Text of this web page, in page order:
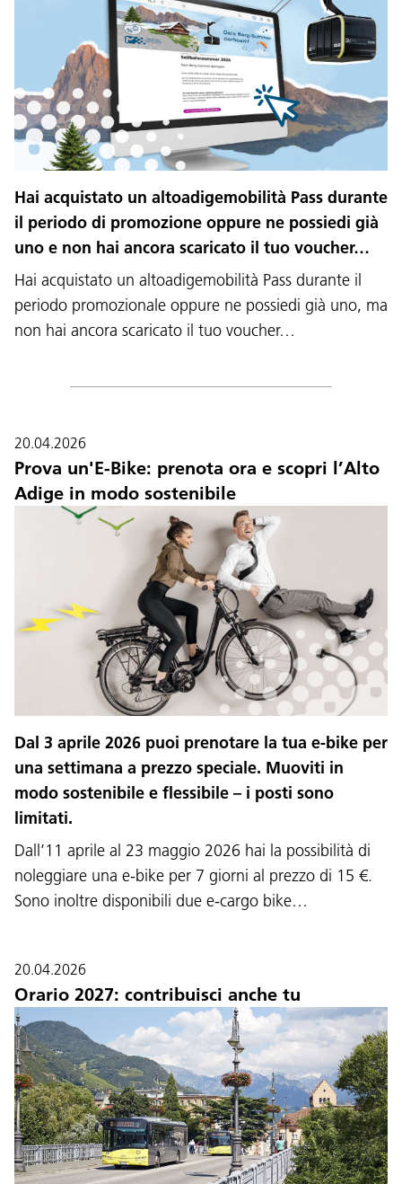
Hai acquistato un altoadigemobilità Pass durante
il periodo di promozione oppure ne possiedi già
uno e non hai ancora scaricato il tuo voucher…
Hai acquistato un altoadigemobilità Pass durante il
periodo promozionale oppure ne possiedi già uno, ma
non hai ancora scaricato il tuo voucher…
20.04.2026
Prova un'E-Bike: prenota ora e scopri l’Alto
Adige in modo sostenibile
Dal 3 aprile 2026 puoi prenotare la tua e-bike per
una settimana a prezzo speciale. Muoviti in
modo sostenibile e flessibile – i posti sono
limitati.
Dall’11 aprile al 23 maggio 2026 hai la possibilità di
noleggiare una e-bike per 7 giorni al prezzo di 15 €.
Sono inoltre disponibili due e-cargo bike…
20.04.2026
Orario 2027: contribuisci anche tu